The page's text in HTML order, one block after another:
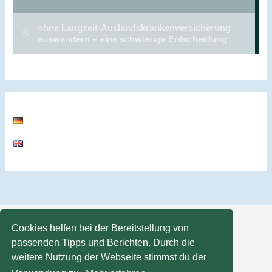
Cookies helfen bei der Bereitstellung von
passenden Tipps und Berichten. Durch die
weitere Nutzung der Webseite stimmst du der